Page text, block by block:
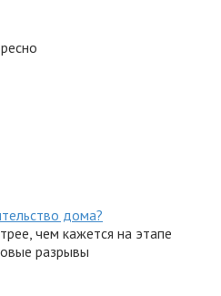
дома?
чем кажется на этапе
разрывы